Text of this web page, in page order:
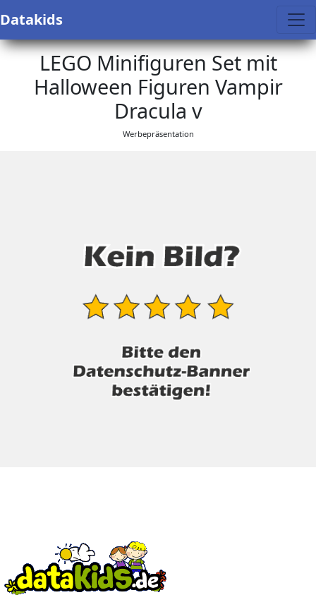
Datakids
LEGO Minifiguren Set mit
Halloween Figuren Vampir
Dracula v
Werbepräsentation